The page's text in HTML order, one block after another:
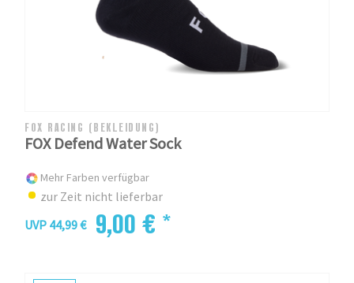
FOX RACING (BEKLEIDUNG)
FOX Defend Water Sock
Mehr Farben verfügbar
zur Zeit nicht lieferbar
UVP 44,99 €
9,00 € *